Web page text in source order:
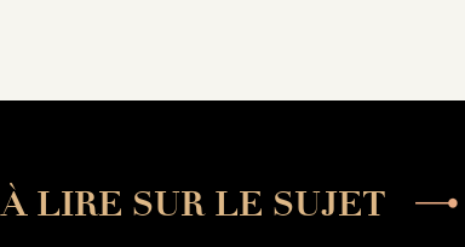
À LIRE SUR LE SUJET